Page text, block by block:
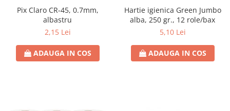
Pix Claro CR-45, 0.7mm,
albastru
2,15 Lei
ADAUGA IN COS
Hartie igienica Green Jumbo
alba, 250 gr., 12 role/bax
5,10 Lei
ADAUGA IN COS